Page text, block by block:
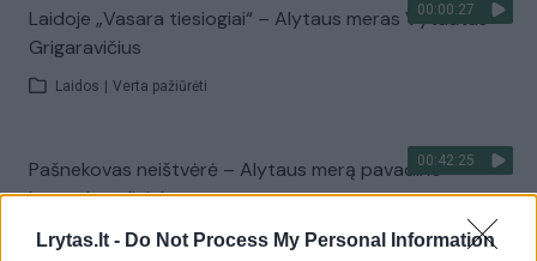
Lrytas.lt - Do Not Process My Personal Information
00:00:27
Laidoje „Vasara tiesiogiai“ – Alytaus meras Vytautas
Grigaravičius
Laidos Verta pažiūrėti
00:42:25
Pašnekovas neištvėrė – Alytaus merą pavadino
kontrabandininku
Žinios | Lietuvos diena